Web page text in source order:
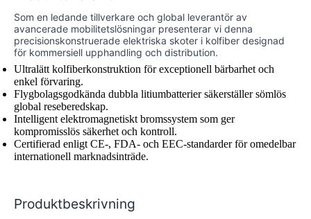
Som en ledande tillverkare och global leverantör av
avancerade mobilitetslösningar presenterar vi denna
precisionskonstruerade elektriska skoter i kolfiber designad
för kommersiell upphandling och distribution.
Ultralätt kolfiberkonstruktion för exceptionell bärbarhet och
enkel förvaring.
Flygbolagsgodkända dubbla litiumbatterier säkerställer sömlös
global reseberedskap.
Intelligent elektromagnetiskt bromssystem som ger
kompromisslös säkerhet och kontroll.
Certifierad enligt CE-, FDA- och EEC-standarder för omedelbar
internationell marknadsinträde.
Produktbeskrivning